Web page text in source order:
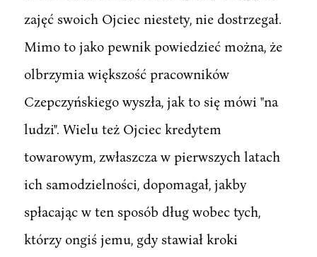
zajęć swoich Ojciec niestety, nie dostrzegał.
Mimo to jako pewnik powiedzieć można, że
olbrzymia większość pracowników
Czepczyńskiego wyszła, jak to się mówi "na
ludzi". Wielu też Ojciec kredytem
towarowym, zwłaszcza w pierwszych latach
ich samodzielności, dopomagał, jakby
spłacając w ten sposób dług wobec tych,
którzy ongiś jemu, gdy stawiał kroki